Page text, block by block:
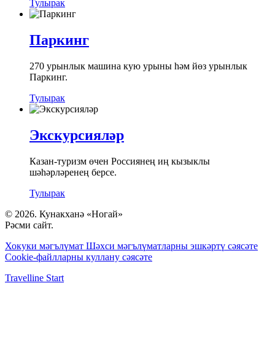
Тулырак
Паркинг
270 урынлык машина кую урыны һәм йөз урынлык
Паркинг.
Тулырак
Экскурсияләр
Казан-туризм өчен Россиянең иң кызыклы
шәһәрләренең берсе.
Тулырак
© 2026. Кунакханә «Ногай»
Рәсми сайт.
Хокуки мәгълүмат Шәхси мәгълүматларны эшкәртү сәясәте
Cookie-файлларны куллану сәясәте
Travelline Start